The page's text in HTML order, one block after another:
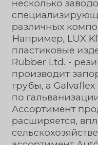
несколько
различных
Например, LUX
пластиковые
Rubber Ltd. -
производит
трубы, а
по
Ассортимент
расширяется,